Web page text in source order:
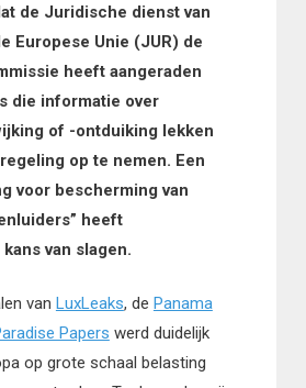
de Juridische dienst van
Europese Unie (JUR) de
heeft aangeraden
die informatie over
of -ontduiking lekken
op te nemen. Een
voor bescherming van
heeft
van slagen.
van LuxLeaks, de Panama
Papers werd duidelijk
op grote schaal belasting